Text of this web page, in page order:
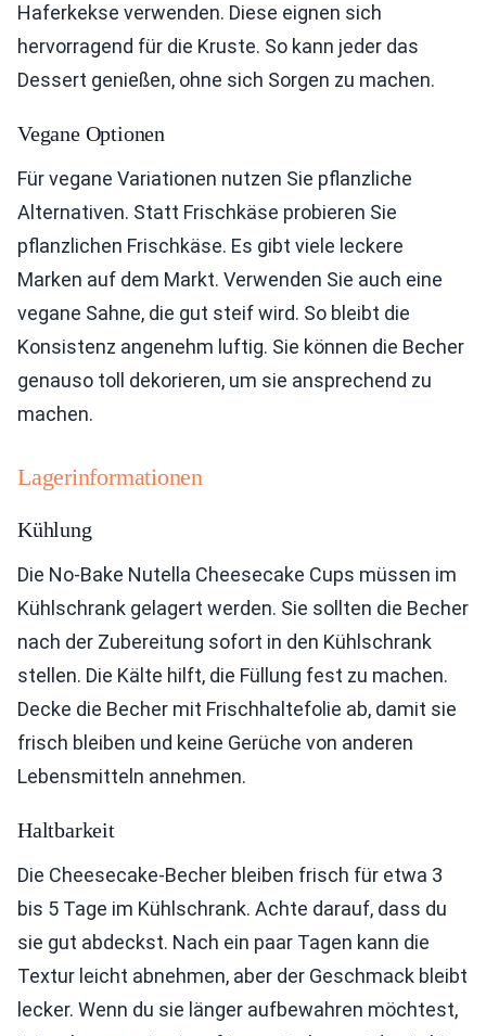
Haferkekse verwenden. Diese eignen sich
hervorragend für die Kruste. So kann jeder das
Dessert genießen, ohne sich Sorgen zu machen.
Vegane Optionen
Für vegane Variationen nutzen Sie pflanzliche
Alternativen. Statt Frischkäse probieren Sie
pflanzlichen Frischkäse. Es gibt viele leckere
Marken auf dem Markt. Verwenden Sie auch eine
vegane Sahne, die gut steif wird. So bleibt die
Konsistenz angenehm luftig. Sie können die Becher
genauso toll dekorieren, um sie ansprechend zu
machen.
Lagerinformationen
Kühlung
Die No-Bake Nutella Cheesecake Cups müssen im
Kühlschrank gelagert werden. Sie sollten die Becher
nach der Zubereitung sofort in den Kühlschrank
stellen. Die Kälte hilft, die Füllung fest zu machen.
Decke die Becher mit Frischhaltefolie ab, damit sie
frisch bleiben und keine Gerüche von anderen
Lebensmitteln annehmen.
Haltbarkeit
Die Cheesecake-Becher bleiben frisch für etwa 3
bis 5 Tage im Kühlschrank. Achte darauf, dass du
sie gut abdeckst. Nach ein paar Tagen kann die
Textur leicht abnehmen, aber der Geschmack bleibt
lecker. Wenn du sie länger aufbewahren möchtest,